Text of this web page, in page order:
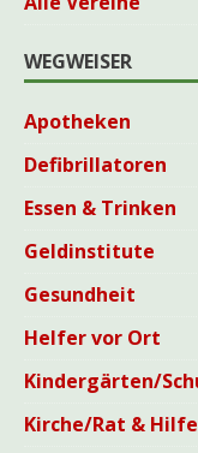
WEGWEISER
Apotheken
Defibrillatoren
Essen & Trinken
Geldinstitute
Gesundheit
Helfer vor Ort
Kindergärten/
Kirche/Rat & Hilfe